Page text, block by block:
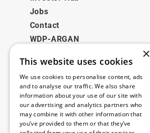
Jobs
Contact
WDP-ARGAN
Juridisch
Disclaimer
Privacybeleid
Cookie Policy
×
This website uses cookies
We use cookies to personalise content, ads
and to analyse our traffic. We also share
information about your use of our site with
our advertising and analytics partners who
may combine it with other information that
you’ve provided to them or that they’ve